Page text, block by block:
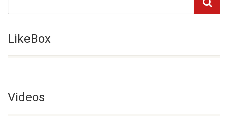
LikeBox
Videos